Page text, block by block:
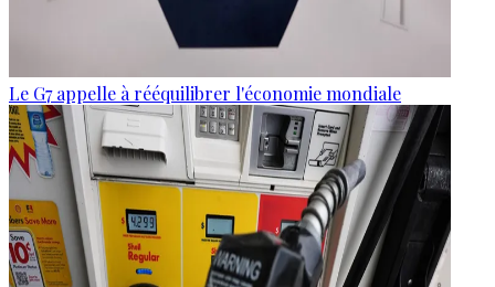
Le G7 appelle à rééquilibrer l'économie mondiale